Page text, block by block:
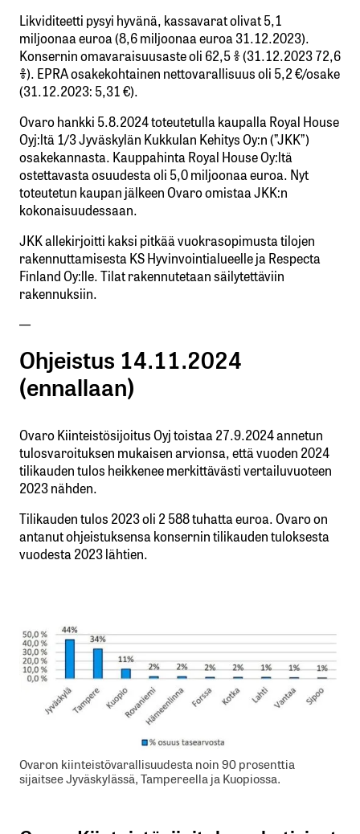
Likviditeetti pysyi hyvänä, kassavarat olivat 5,1
miljoonaa euroa (8,6 miljoonaa euroa 31.12.2023).
Konsernin omavaraisuusaste oli 62,5 % (31.12.2023 72,6
%). EPRA osakekohtainen nettovarallisuus oli 5,2 €/osake
(31.12.2023: 5,31 €).
Ovaro hankki 5.8.2024 toteutetulla kaupalla Royal House
Oyj:ltä 1/3 Jyväskylän Kukkulan Kehitys Oy:n (”JKK”)
osakekannasta. Kauppahinta Royal House Oy:ltä
ostettavasta osuudesta oli 5,0 miljoonaa euroa. Nyt
toteutetun kaupan jälkeen Ovaro omistaa JKK:n
kokonaisuudessaan.
JKK allekirjoitti kaksi pitkää vuokrasopimusta tilojen
rakennuttamisesta KS Hyvinvointialueelle ja Respecta
Finland Oy:lle. Tilat rakennutetaan säilytettäviin
rakennuksiin.
—
Ohjeistus 14.11.2024
(ennallaan)
Ovaro Kiinteistösijoitus Oyj toistaa 27.9.2024 annetun
tulosvaroituksen mukaisen arvionsa, että vuoden 2024
tilikauden tulos heikkenee merkittävästi vertailuvuoteen
2023 nähden.
Tilikauden tulos 2023 oli 2 588 tuhatta euroa. Ovaro on
antanut ohjeistuksensa konsernin tilikauden tuloksesta
vuodesta 2023 lähtien.
Ovaron kiinteistövarallisuudesta noin 90 prosenttia
sijaitsee Jyväskylässä, Tampereella ja Kuopiossa.